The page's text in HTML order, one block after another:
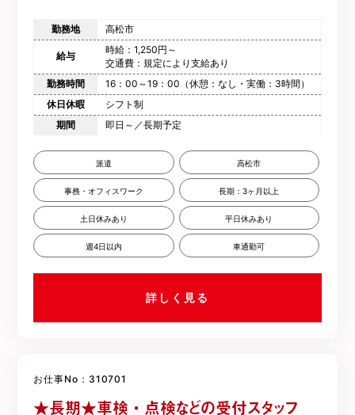
勤務地 高松市
給与
時給：1,250円～
交通費：規定により支給あり
勤務時間
16：00～19：00（休憩：なし・実働：3時間）
休日休暇
シフト制
期間
即日～／長期予定
派遣 高松市
事務・オフィスワーク 長期：3ヶ月以上
土日休みあり 平日休みあり
週4日以内 車通勤可
詳しく見る
お仕事No：310701
★長期★車検・点検などの受付スタッフ